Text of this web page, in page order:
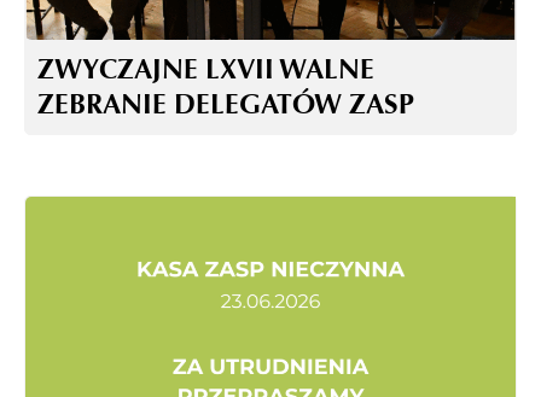
ZWYCZAJNE LXVII WALNE
ZEBRANIE DELEGATÓW ZASP